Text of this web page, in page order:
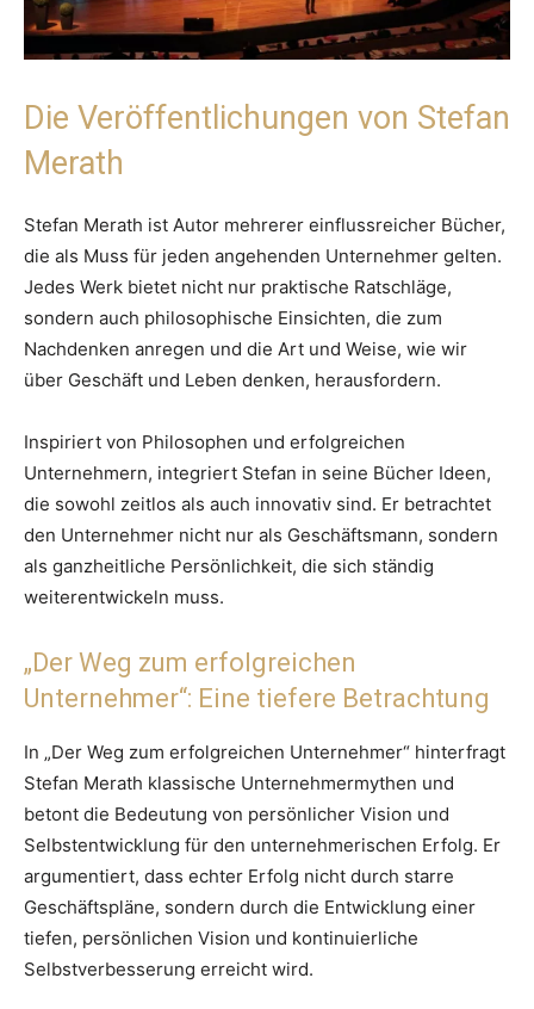
Die Veröffentlichungen von Stefan
Merath
Stefan Merath ist Autor mehrerer einflussreicher Bücher,
die als Muss für jeden angehenden Unternehmer gelten.
Jedes Werk bietet nicht nur praktische Ratschläge,
sondern auch philosophische Einsichten, die zum
Nachdenken anregen und die Art und Weise, wie wir
über Geschäft und Leben denken, herausfordern.
Inspiriert von Philosophen und erfolgreichen
Unternehmern, integriert Stefan in seine Bücher Ideen,
die sowohl zeitlos als auch innovativ sind. Er betrachtet
den Unternehmer nicht nur als Geschäftsmann, sondern
als ganzheitliche Persönlichkeit, die sich ständig
weiterentwickeln muss.
„Der Weg zum erfolgreichen
Unternehmer“: Eine tiefere Betrachtung
In „Der Weg zum erfolgreichen Unternehmer“ hinterfragt
Stefan Merath klassische Unternehmermythen und
betont die Bedeutung von persönlicher Vision und
Selbstentwicklung für den unternehmerischen Erfolg. Er
argumentiert, dass echter Erfolg nicht durch starre
Geschäftspläne, sondern durch die Entwicklung einer
tiefen, persönlichen Vision und kontinuierliche
Selbstverbesserung erreicht wird.